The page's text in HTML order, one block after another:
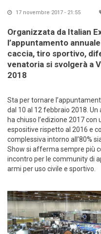
17 novembre 2017 - 21:55
Organizzata da Italian
l’appuntamento
caccia, tiro sportivo,
venatoria si svolgerà a
2018
Sta per tornare
dal 10 al 12 febbraio 2018.
ha chiuso l’edizione 2017 con
espositive rispetto al 2016 e
complessiva intorno all’80%
Show si afferma sempre più
incontro per le community di
armi per uso civile e sportivo.